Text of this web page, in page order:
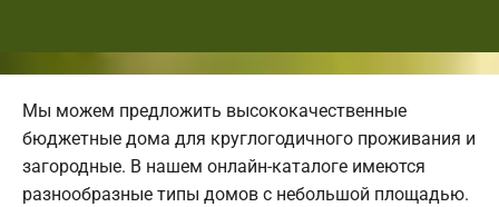
Мы можем предложить высококачественные
бюджетные дома для круглогодичного проживания и
загородные. В нашем онлайн-каталоге имеются
разнообразные типы домов с небольшой площадью.